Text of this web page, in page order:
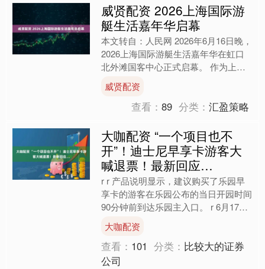
威贤配资 2026上海国际游
艇生活嘉年华启幕
本文转自：人民网 2026年6月16日晚，
2026上海国际游艇生活嘉年华在虹口
北外滩国客中心正式启幕。 作为上海
首次落地户外滨江的大型游艇主题展
会，本次活动以“....
威贤配资
查看：89 分类：汇盈策略
大咖配资 “一个项目也不
开”！迪士尼早享卡游客大
喊退票！最新回应…
r r 产品说明显示，建议购买了乐园早
享卡的游客在乐园公布的当日开园时间
90分钟前到达乐园主入口。 r 6月17
日，大量上海迪士尼游客在园区大喊退
票，视频中有游....
大咖配资
查看： 101 分类： 比较大的证券
公司